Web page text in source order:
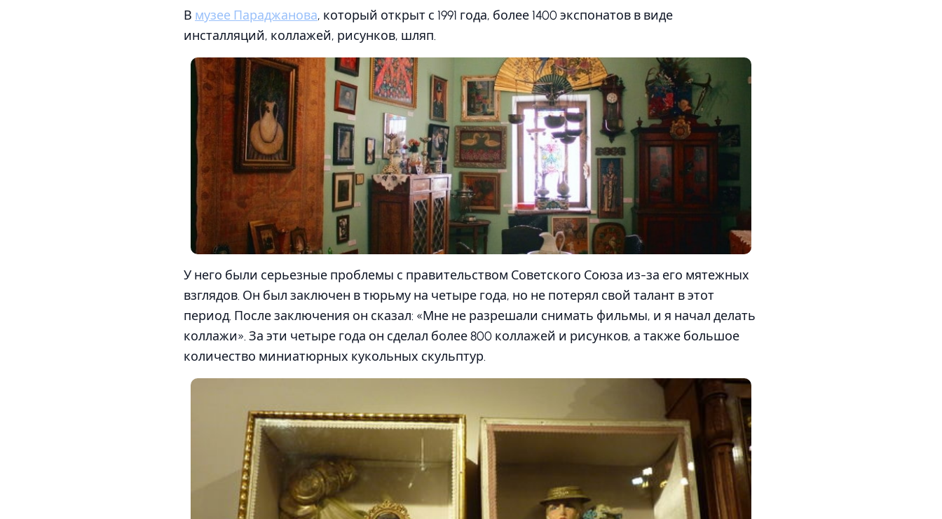
В музее Параджанова, который открыт с 1991 года, более 1400 экспонатов в виде
инсталляций, коллажей, рисунков, шляп.
У него были серьезные проблемы с правительством Советского Союза из-за его мятежных
взглядов. Он был заключен в тюрьму на четыре года, но не потерял свой талант в этот
период. После заключения он сказал: «Мне не разрешали снимать фильмы, и я начал делать
коллажи». За эти четыре года он сделал более 800 коллажей и рисунков, а также большое
количество миниатюрных кукольных скульптур.